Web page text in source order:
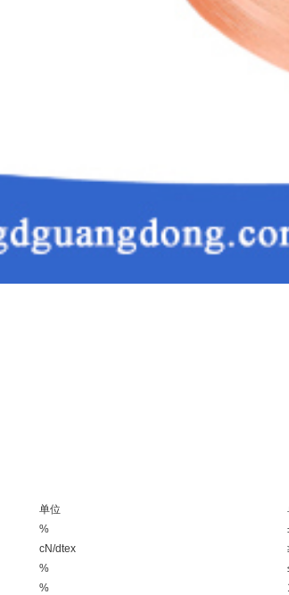
单位
%
cN/dtex
%
%